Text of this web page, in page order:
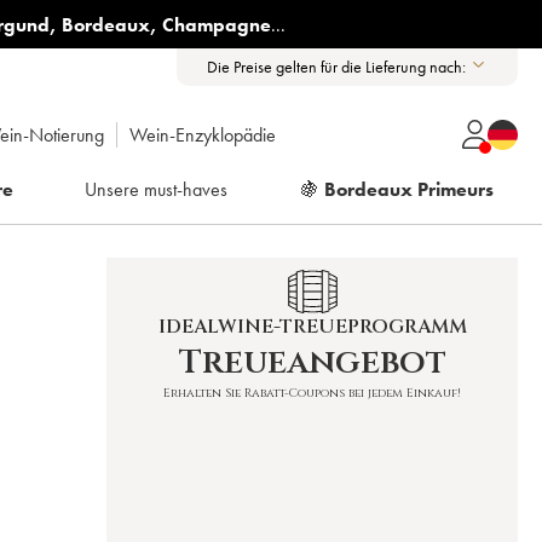
, Bordeaux, Champagne...
Die Preise gelten für die Lieferung nach:
Notierung Wein-Enzyklopädie
Unsere must-haves 🍇 Bordeaux Primeurs
IDEALWINE-TREUEPROGRAMM
Treueangebot
Erhalten Sie Rabatt-Coupons bei jedem Einkauf!